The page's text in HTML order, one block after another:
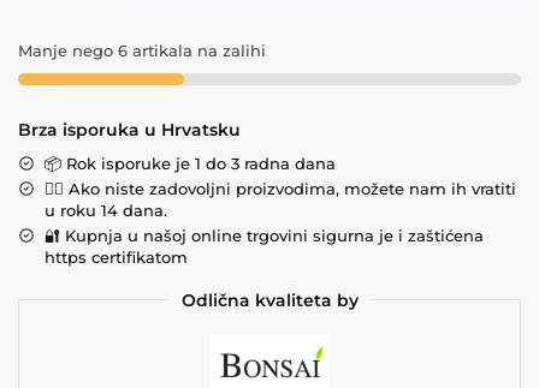
Manje nego 6 artikala na zalihi
Brza isporuka u Hrvatsku
📦 Rok isporuke je 1 do 3 radna dana
💁‍♀️ Ako niste zadovoljni proizvodima, možete nam ih vratiti
u roku 14 dana.
🔐 Kupnja u našoj online trgovini sigurna je i zaštićena
https certifikatom
Odlična kvaliteta by